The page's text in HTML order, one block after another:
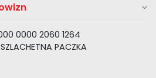
0000 2060 1264
PACZKA